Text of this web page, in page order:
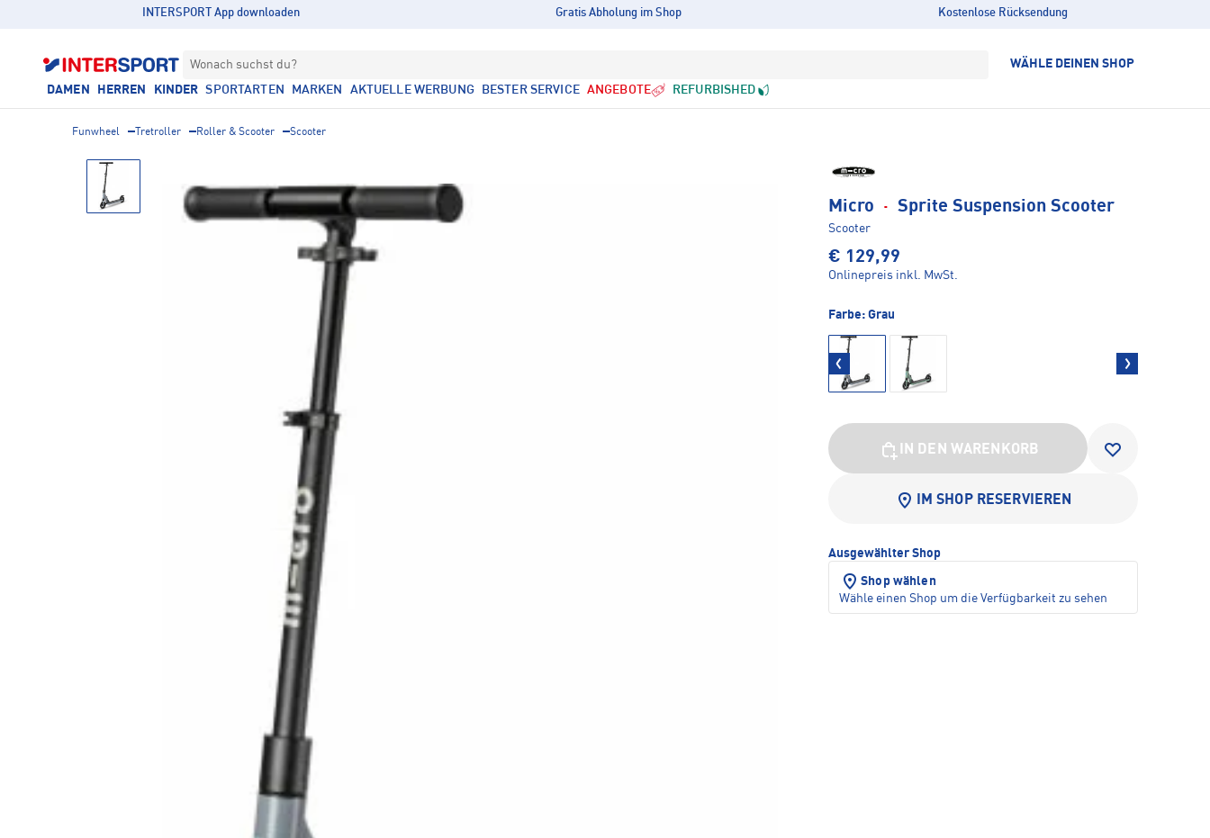
INTERSPORT App downloaden Gratis Abholung im Shop Kostenlose Rücksendung
Wonach suchst du? WÄHLE DEINEN SHOP
DAMEN HERREN KINDER SPORTARTEN MARKEN AKTUELLE WERBUNG BESTER SERVICE ANGEBOTE REFURBISHED
Funwheel Tretroller Roller & Scooter Scooter
Micro · Sprite Suspension Scooter
Scooter
€ 129,99
Onlinepreis inkl. MwSt.
Farbe: Grau
IN DEN WARENKORB
IM SHOP RESERVIEREN
Ausgewählter Shop
Shop wählen
Wähle einen Shop um die Verfügbarkeit zu sehen